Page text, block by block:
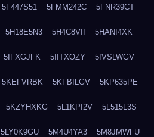
5F447S51 5FMM242C 5FNR39CT
5H18E5N3 5H4C8VII 5HANI4XK
5IFXGJFK 5IITXOZY 5IVSLWGV
5KEFVRBK 5KFBILGV 5KP635PE
5KZYHXKG 5L1KPI2V 5L515L3S
5LY0K9GU 5M4U4YA3 5M8JMWFU